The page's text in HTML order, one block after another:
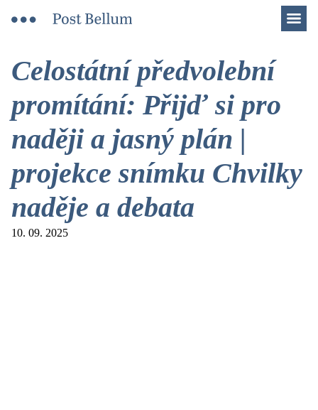
Celostátní předvolební
promítání: Přijď si pro
naději a jasný plán |
projekce snímku Chvilky
naděje a debata
10. 09. 2025